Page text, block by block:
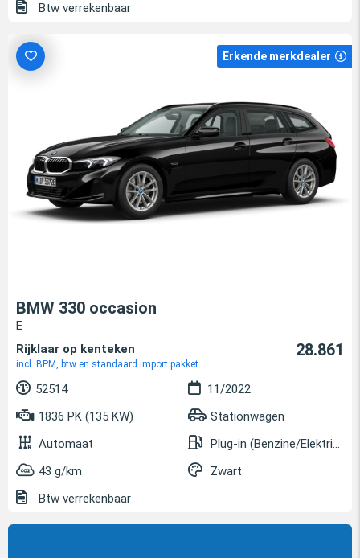
Btw verrekenbaar
Erkende merkdealer
BMW 330 occasion
E
Rijklaar op kenteken
incl. BPM, btw en standaard import pakket
28.861
52514
11/2022
1836 PK (135 KW)
Stationwagen
Automaat
Plug-in (Benzine/Elektrisch)
43 g/km
Zwart
Btw verrekenbaar